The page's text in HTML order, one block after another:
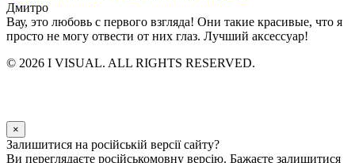
Дмитро
Вау, это любовь с первого взгляда! Они такие красивые, что я
просто не могу отвести от них глаз. Лучший аксессуар!
© 2026 I VISUAL. ALL RIGHTS RESERVED.
×
Залишитися на російській версії сайту?
Ви переглядаєте російськомовну версію. Бажаєте залишитися